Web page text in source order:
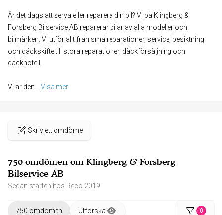
Är det dags att serva eller reparera din bil? Vi på Klingberg &
Forsberg Bilservice AB reparerar bilar av alla modeller och
bilmärken. Vi utför allt från små reparationer, service, besiktning
och däckskifte till stora reparationer, däckförsäljning och
däckhotell.
Vi är den Visa mer
Skriv ett omdöme
750 omdömen om Klingberg & Forsberg
Bilservice AB
Sedan starten hos Reco 2019
750 omdömen Utforska 0